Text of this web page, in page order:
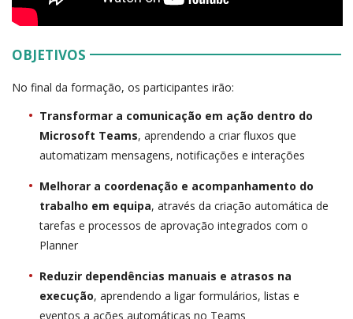
OBJETIVOS
No final da formação, os participantes irão:
Transformar a comunicação em ação dentro do
Microsoft Teams, aprendendo a criar fluxos que
automatizam mensagens, notificações e interações
Melhorar a coordenação e acompanhamento do
trabalho em equipa, através da criação automática de
tarefas e processos de aprovação integrados com o
Planner
Reduzir dependências manuais e atrasos na
execução, aprendendo a ligar formulários, listas e
eventos a ações automáticas no Teams